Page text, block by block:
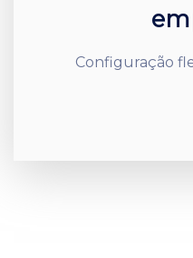
Configuração